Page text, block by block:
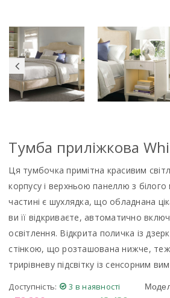
Тумба приліжкова
Ця тумбочка примітна красивим
корпусу і верхньою панеллю з білого
частині є шухлядка, що обладнана
ви її відкриваєте, автоматично
освітлення. Відкрита поличка із
стінкою, що розташована нижче,
трирівневу підсвітку із сенсорним
Доступність: 3 в наявності